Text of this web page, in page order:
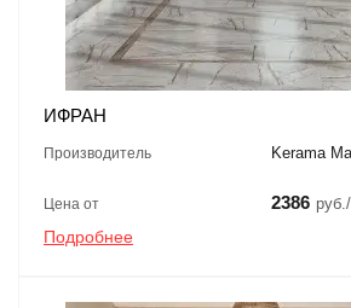
ИФРАН
Производитель Kerama
Цена от 2386
Подробнее